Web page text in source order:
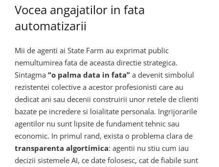
Vocea angajatilor in fata
automatizarii
Mii de agenti ai State Farm au exprimat public
nemultumirea fata de aceasta directie strategica.
Sintagma “o palma data in fata” a devenit simbolul
rezistentei colective a acestor profesionisti care au
dedicat ani sau decenii construirii unor retele de clienti
bazate pe incredere si loialitate personala. Ingrijorarile
agentilor nu sunt lipsite de fundament tehnic sau
economic. In primul rand, exista o problema clara de
transparenta algortimica: agentii nu stiu cum iau
decizii sistemele AI, ce date folosesc, cat de fiabile sunt